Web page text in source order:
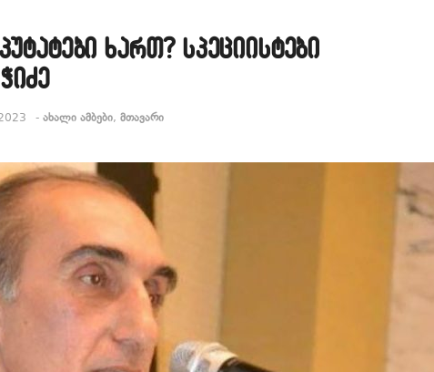
ხართ? სპეციისტები
- ახალი ამბები, მთავარი